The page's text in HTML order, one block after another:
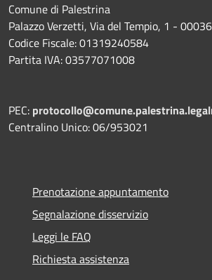
Comune di Palestrina
Palazzo Verzetti, Via del Tempio, 1 -
Codice Fiscale: 01319240584
Partita IVA: 03577071008
PEC:
Centralino Unico: 06/953021
Prenotazione appuntamento
Segnalazione disservizio
Leggi le FAQ
Richiesta assistenza